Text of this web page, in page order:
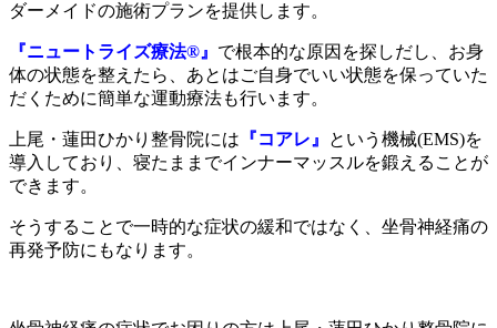
ダーメイドの施術プランを提供します。
『ニュートライズ療法®️』 で根本的な原因を探しだし、お身
体の状態を整えたら、あとはご自身でいい状態を保っていた
だくために簡単な運動療法も行います。
上尾・蓮田ひかり整骨院には 『コアレ』
という機械(EMS)を
導入しており、寝たままでインナーマッスルを鍛えることが
できます。
そうすることで一時的な症状の緩和ではなく、坐骨神経痛の
再発予防にもなります。